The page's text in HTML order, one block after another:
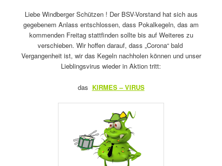
Liebe Windberger Schützen ! Der BSV-Vorstand hat sich aus
gegebenem Anlass entschlossen, dass Pokalkegeln, das am
kommenden Freitag stattfinden sollte bis auf Weiteres zu
verschieben. Wir hoffen darauf, dass „Corona“ bald
Vergangenheit ist, wir das Kegeln nachholen können und unser
Lieblingsvirus wieder in Aktion tritt:
das KIRMES – VIRUS